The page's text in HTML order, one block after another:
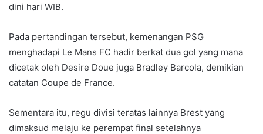
dini hari WIB.
Pada pertandingan tersebut, kemenangan PSG
menghadapi Le Mans FC hadir berkat dua gol yang mana
dicetak oleh Desire Doue juga Bradley Barcola, demikian
catatan Coupe de France.
Sementara itu, regu divisi teratas lainnya Brest yang
dimaksud melaju ke perempat final setelahnya